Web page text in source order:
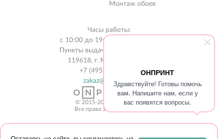
ОНПРИНТ
Здравствуйте! Готовы помочь
вам. Напишите нам, если у
вас появятся вопросы.
Монтаж обоев
Часы работы:
с 10:00 до 19:00 без выходных
Пункты выдачи в 31 городе РФ
119618, г. Москва, а/я 519
+7 (495) 134-13-56
zakaz@onprint.ru
© 2015-2026 «ONPRINT»
Все права защищены 18+‎